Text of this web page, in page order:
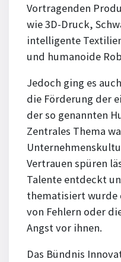
Vortragenden
wie 3D-Druck,
intelligente
und humanoide
Jedoch ging es
die Förderung der
der so genannten
Zentrales Thema
Vertrauen spüren
Talente entdeckt
thematisiert wurde
von Fehlern oder
Angst vor ihnen.
Das Bündnis